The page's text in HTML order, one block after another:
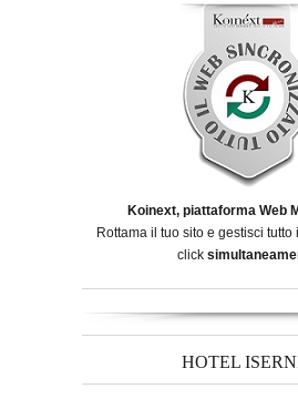
Koinext, piattaforma Web
Rottama il tuo sito e gestisci tutto
click
HOTEL